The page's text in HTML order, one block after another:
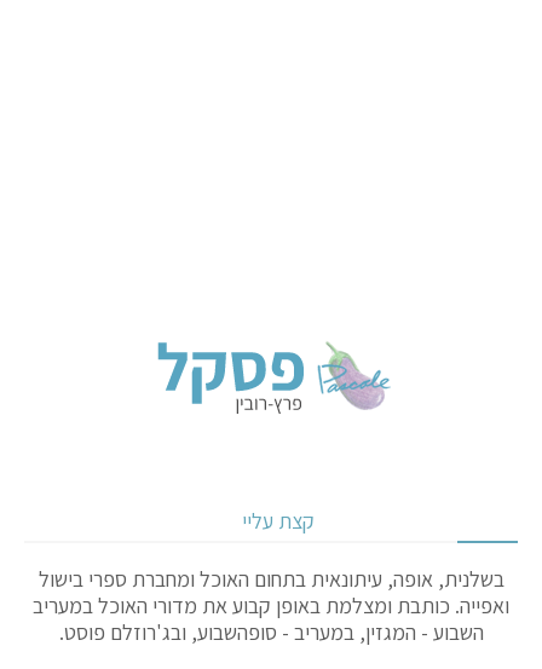
קצת עליי
בשלנית, אופה, עיתונאית בתחום האוכל ומחברת ספרי בישול
ואפייה. כותבת ומצלמת באופן קבוע את מדורי האוכל במעריב
השבוע - המגזין, במעריב - סופהשבוע, ובג'רוזלם פוסט.